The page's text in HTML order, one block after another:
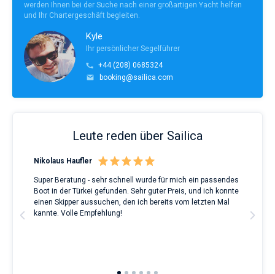
werden Ihnen bei der Suche nach einer großartigen Yacht helfen
und Ihr Chartergeschäft begleiten.
Kyle
Ihr persönlicher Segelführer
+44 (208) 0685324
booking@sailica.com
Leute reden über Sailica
Nikolaus Haufler
Super Beratung - sehr schnell wurde für mich ein passendes
Boot in der Türkei gefunden. Sehr guter Preis, und ich konnte
einen Skipper aussuchen, den ich bereits vom letzten Mal
kannte. Volle Empfehlung!